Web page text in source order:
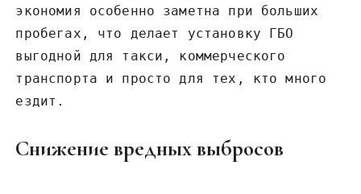
экономия особенно заметна при больших
пробегах, что делает установку ГБО
выгодной для такси, коммерческого
транспорта и просто для тех, кто много
ездит.
Снижение вредных выбросов